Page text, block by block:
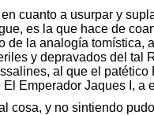
cuanto a usurpar y
es la que hace de
de la analogía
y depravados del tal
al que el
Emperador Jaques I, a
cosa, y no sintiendo